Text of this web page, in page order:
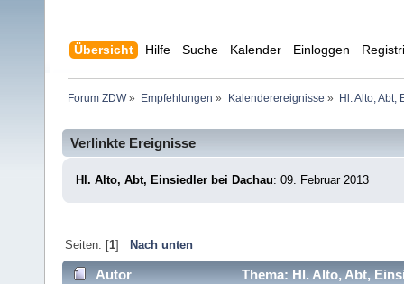
Übersicht Hilfe Suche Kalender Einloggen
Forum ZDW» Empfehlungen » Kalenderereignisse » Hl. Alto, Abt,
Verlinkte Ereignisse
Hl. Alto, Abt, Einsiedler bei Dachau: 09. Februar 2013
Seiten: [1] Nach unten
Autor Thema: Hl. Alto, Abt,